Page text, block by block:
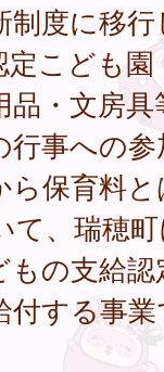
度に移
こども園
・文房
行事への
ら保育料
て、瑞穂
の支給
付する事